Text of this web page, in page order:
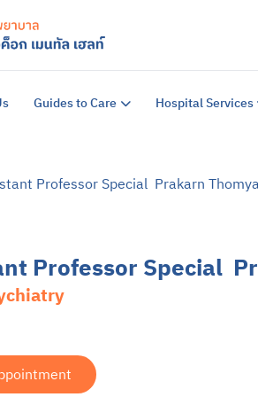
Guides to Care Hospital Services
Professor Special Prakarn
Professor Special